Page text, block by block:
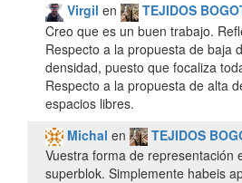
Virgil en TEJIDOS
Creo que es un buen trabajo.
Respecto a la propuesta de baja
densidad, puesto que focaliza
Respecto a la propuesta de alta
espacios libres.
Michal en TEJIDOS
Vuestra forma de representación
superblok. Simplemente habeis